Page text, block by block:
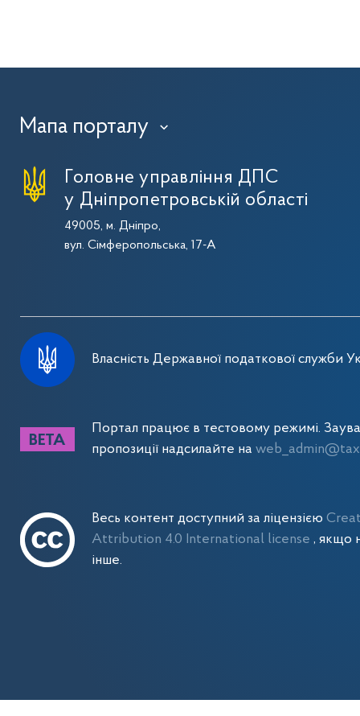
Мапа порталу ›
Головне управління ДПС
у Дніпропетровській області
49005, м. Дніпро,
вул. Сімферопольська, 17-А
Власність Державної податкової служби
Портал працює в тестовому режимі.
пропозиції надсилайте на
Весь контент доступний за ліцензією
Attribution 4.0 International license, якщо
інше.